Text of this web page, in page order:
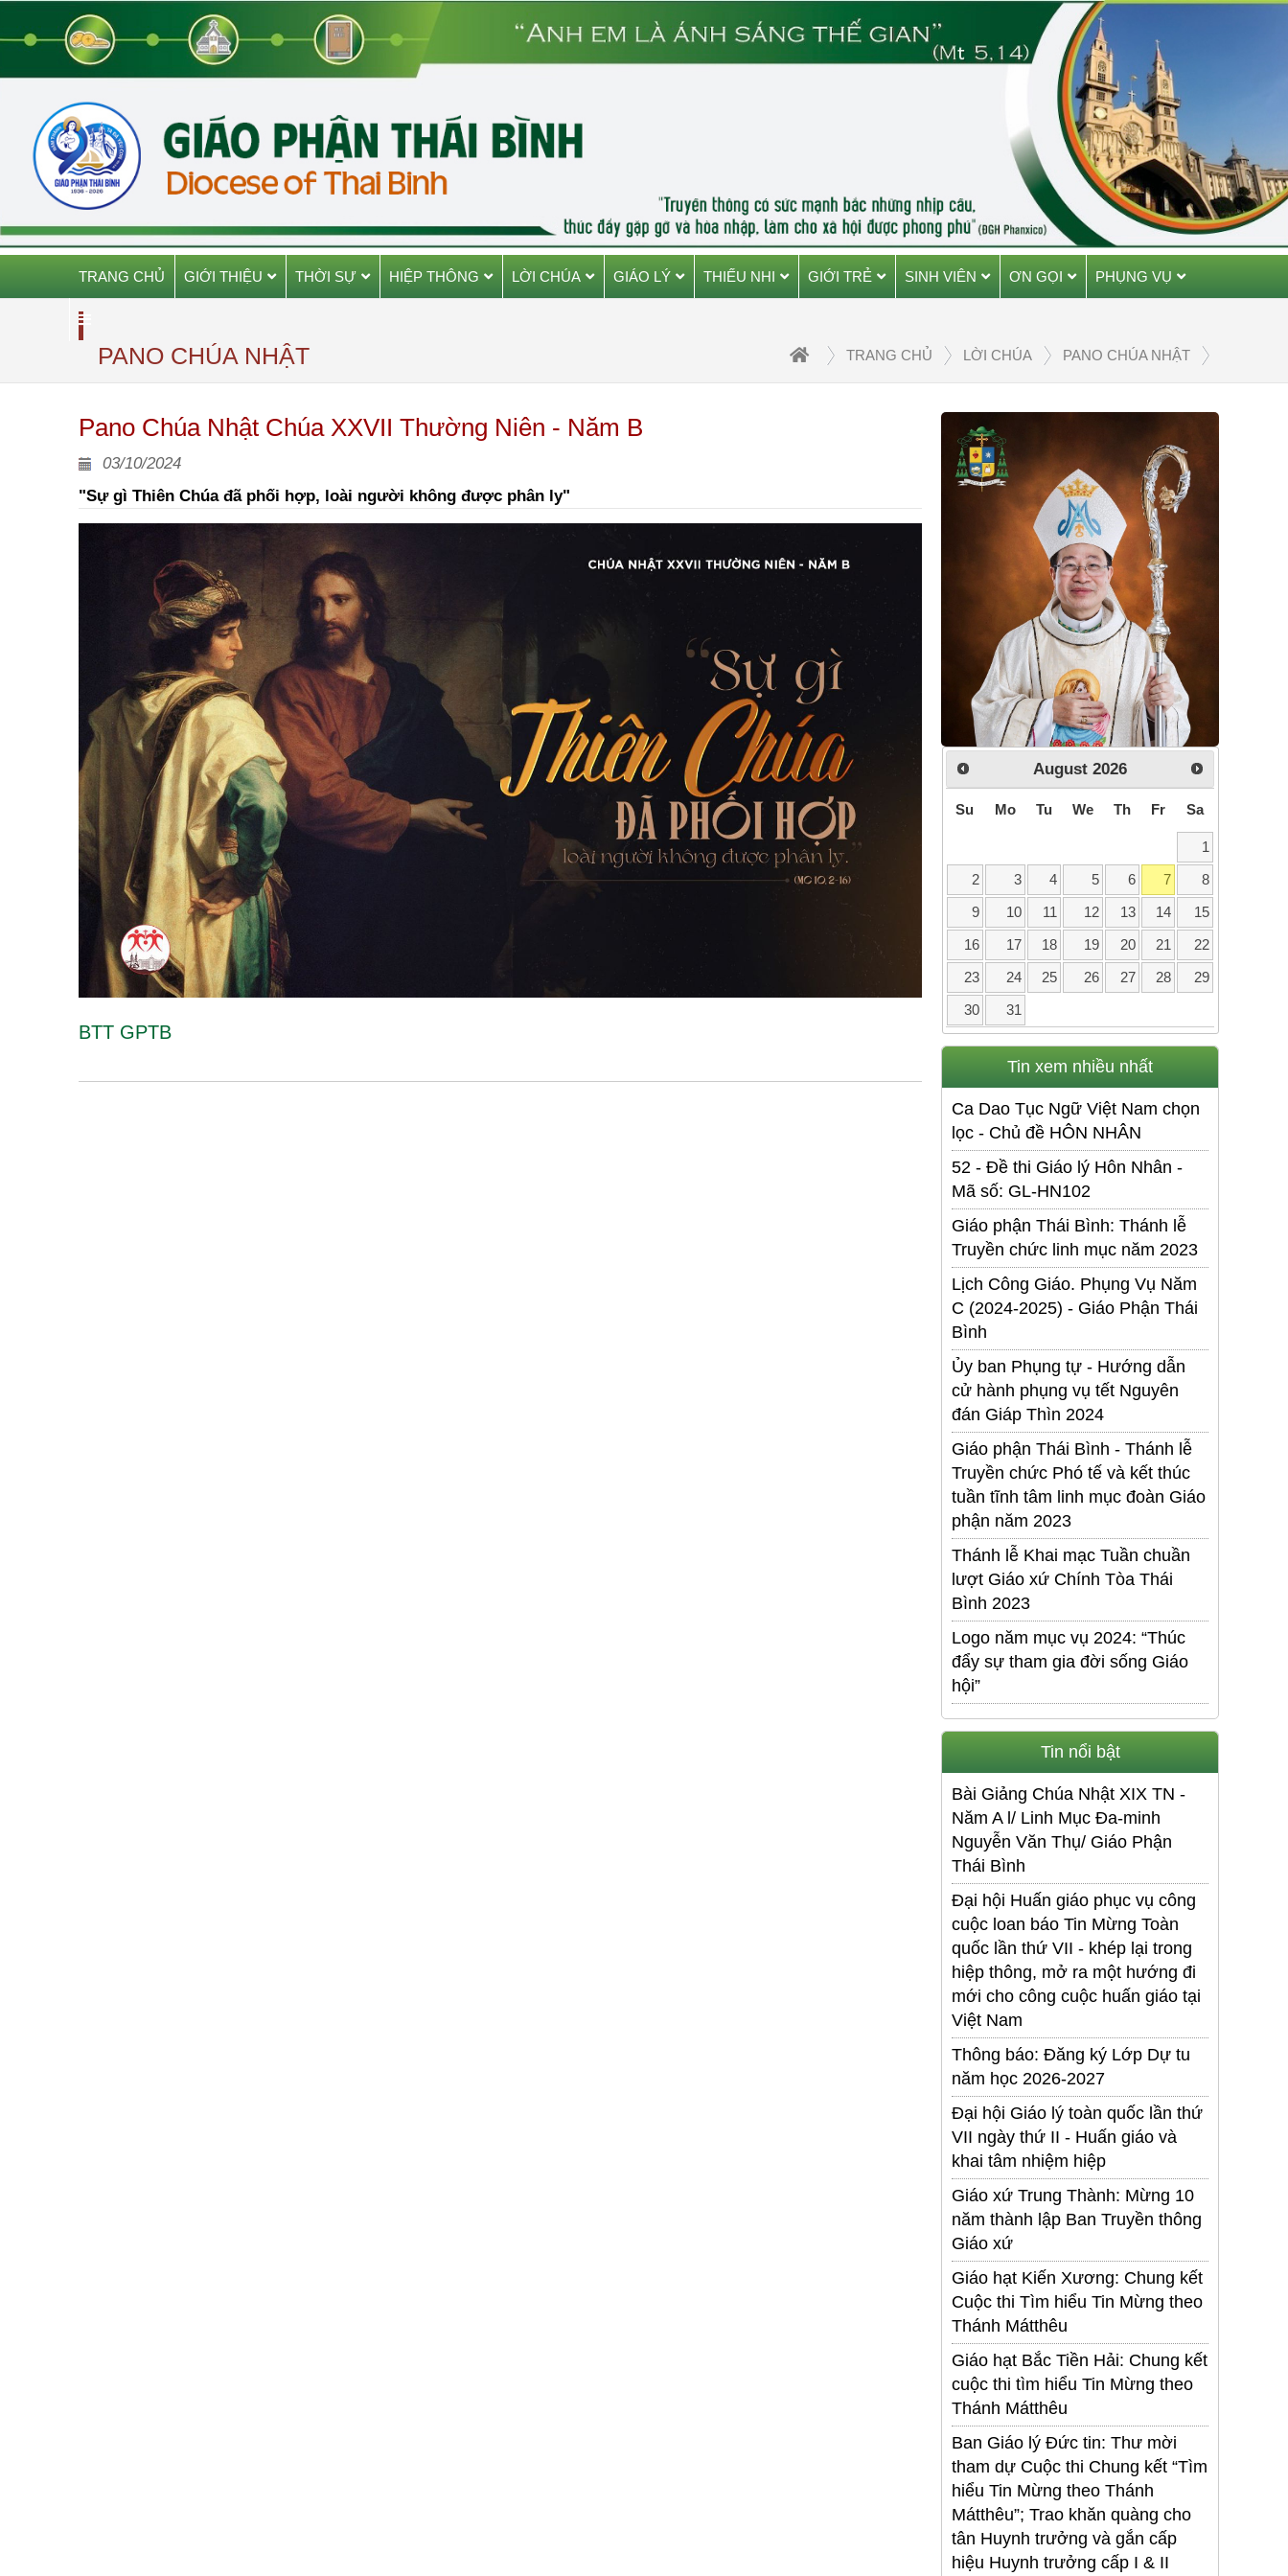
TRANG CHỦ GIỚI THIỆU THỜI SỰ HIỆP THÔNG LỜI CHÚA GIÁO LÝ THIẾU NHI GIỚI TRẺ SINH VIÊN ƠN GỌI PHỤNG VỤ
PANO CHÚA NHẬT TRANG CHỦ LỜI CHÚA PANO CHÚA NHẬT
Pano Chúa Nhật Chúa XXVII Thường Niên - Năm B
03/10/2024
"Sự gì Thiên Chúa đã phối hợp, loài người không được phân ly"
BTT GPTB
August 2026
Su Mo Tu We Th Fr Sa
1
2
3 4 5 6 7
8
9
10 11 12 13 14
15
16
17 18 19 20 21
22
23
24 25 26 27 28
29
30
31
Tin xem nhiều nhất
Ca Dao Tục Ngữ Việt Nam chọn
lọc - Chủ đề HÔN NHÂN
52 - Đề thi Giáo lý Hôn Nhân -
Mã số: GL-HN102
Giáo phận Thái Bình: Thánh lễ
Truyền chức linh mục năm 2023
Lịch Công Giáo. Phụng Vụ Năm
C (2024-2025) - Giáo Phận Thái
Bình
Ủy ban Phụng tự - Hướng dẫn
cử hành phụng vụ tết Nguyên
đán Giáp Thìn 2024
Giáo phận Thái Bình - Thánh lễ
Truyền chức Phó tế và kết thúc
tuần tĩnh tâm linh mục đoàn Giáo
phận năm 2023
Thánh lễ Khai mạc Tuần chuần
lượt Giáo xứ Chính Tòa Thái
Bình 2023
Logo năm mục vụ 2024: “Thúc
đẩy sự tham gia đời sống Giáo
hội”
Tin nổi bật
Bài Giảng Chúa Nhật XIX TN -
Năm A l/ Linh Mục Đa-minh
Nguyễn Văn Thụ/ Giáo Phận
Thái Bình
Đại hội Huấn giáo phục vụ công
cuộc loan báo Tin Mừng Toàn
quốc lần thứ VII - khép lại trong
hiệp thông, mở ra một hướng đi
mới cho công cuộc huấn giáo tại
Việt Nam
Thông báo: Đăng ký Lớp Dự tu
năm học 2026-2027
Đại hội Giáo lý toàn quốc lần thứ
VII ngày thứ II - Huấn giáo và
khai tâm nhiệm hiệp
Giáo xứ Trung Thành: Mừng 10
năm thành lập Ban Truyền thông
Giáo xứ
Giáo hạt Kiến Xương: Chung kết
Cuộc thi Tìm hiểu Tin Mừng theo
Thánh Mátthêu
Giáo hạt Bắc Tiền Hải: Chung kết
cuộc thi tìm hiểu Tin Mừng theo
Thánh Mátthêu
Ban Giáo lý Đức tin: Thư mời
tham dự Cuộc thi Chung kết “Tìm
hiểu Tin Mừng theo Thánh
Mátthêu”; Trao khăn quàng cho
tân Huynh trưởng và gắn cấp
hiệu Huynh trưởng cấp I & II